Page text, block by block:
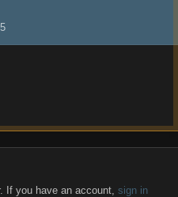
If you have an account, sign in